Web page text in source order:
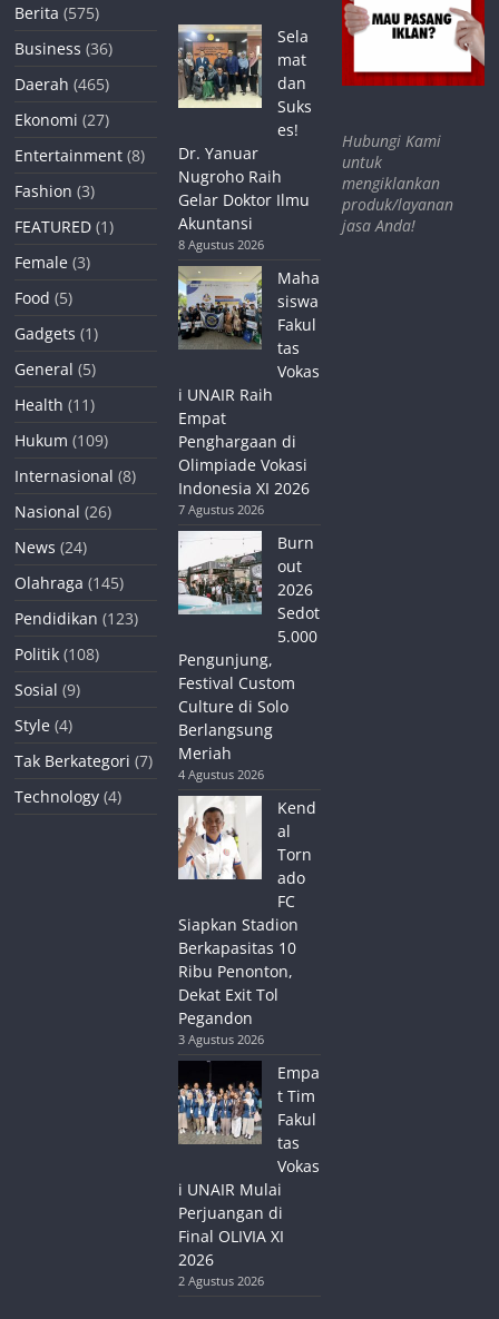
Berita (575)
Business (36)
Daerah (465)
Ekonomi (27)
Entertainment (8)
Fashion (3)
FEATURED (1)
Female (3)
Food (5)
Gadgets (1)
General (5)
Health (11)
Hukum (109)
Internasional (8)
Nasional (26)
News (24)
Olahraga (145)
Pendidikan (123)
Politik (108)
Sosial (9)
Style (4)
Tak Berkategori (7)
Technology (4)
Sela
mat
dan
Suks
es!
Dr. Yanuar
Nugroho Raih
Gelar Doktor Ilmu
Akuntansi
8 Agustus 2026
Maha
siswa
Fakul
tas
Vokas
i UNAIR Raih
Empat
Penghargaan di
Olimpiade Vokasi
Indonesia XI 2026
7 Agustus 2026
Burn
out
2026
Sedot
5.000
Pengunjung,
Festival Custom
Culture di Solo
Berlangsung
Meriah
4 Agustus 2026
Kend
al
Torn
ado
FC
Siapkan Stadion
Berkapasitas 10
Ribu Penonton,
Dekat Exit Tol
Pegandon
3 Agustus 2026
Empa
t Tim
Fakul
tas
Vokas
i UNAIR Mulai
Perjuangan di
Final OLIVIA XI
2026
2 Agustus 2026
Hubungi Kami
untuk
mengiklankan
produk/layanan
jasa Anda!